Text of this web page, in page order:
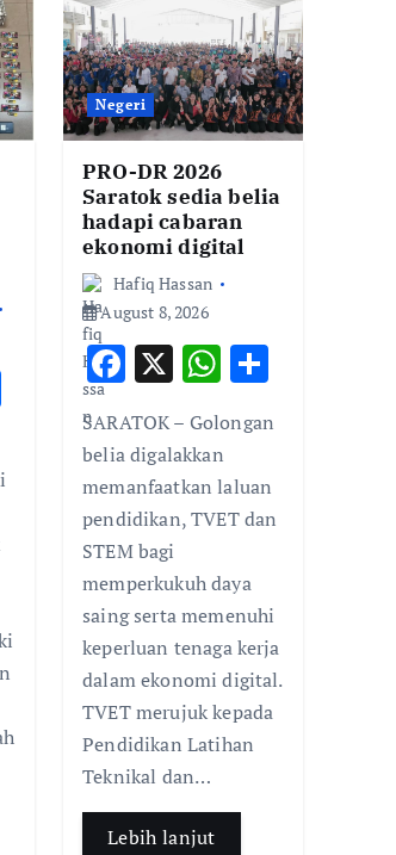
S
ar
e
Negeri
PRO-DR 2026
Saratok sedia belia
hadapi cabaran
ekonomi digital
Hafiq Hassan
August 8, 2026
F
e
b
o
o
k
X W
at
s
A
p
ar
e
SARATOK – Golongan
belia digalakkan
memanfaatkan laluan
pendidikan, TVET dan
STEM bagi
memperkukuh daya
saing serta memenuhi
keperluan tenaga kerja
dalam ekonomi digital.
TVET merujuk kepada
Pendidikan Latihan
Teknikal dan…
Lebih lanjut